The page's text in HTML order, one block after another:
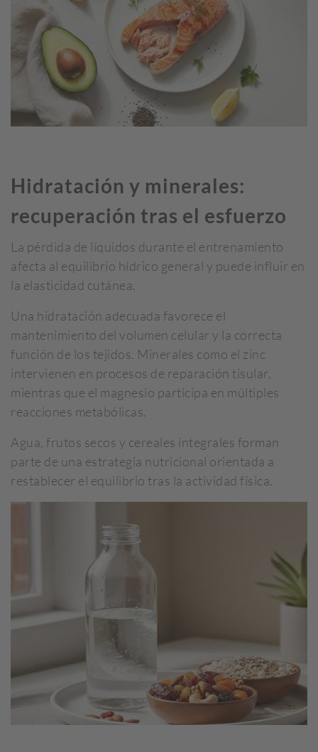
Hidratación y minerales:
recuperación tras el esfuerzo
La pérdida de líquidos durante el entrenamiento
afecta al equilibrio hídrico general y puede influir en
la elasticidad cutánea.
Una hidratación adecuada favorece el
mantenimiento del volumen celular y la correcta
función de los tejidos. Minerales como el zinc
intervienen en procesos de reparación tisular,
mientras que el magnesio participa en múltiples
reacciones metabólicas.
Agua, frutos secos y cereales integrales forman
parte de una estrategia nutricional orientada a
restablecer el equilibrio tras la actividad física.